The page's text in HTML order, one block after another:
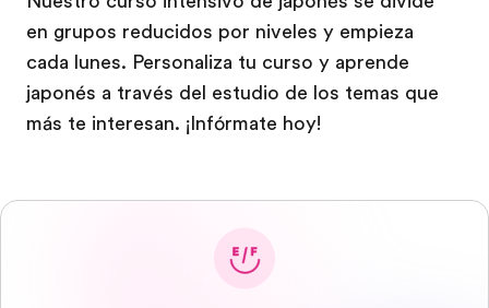
en grupos reducidos por niveles y empieza
cada lunes. Personaliza tu curso y aprende
japonés a través del estudio de los temas que
más te interesan. ¡Infórmate hoy!